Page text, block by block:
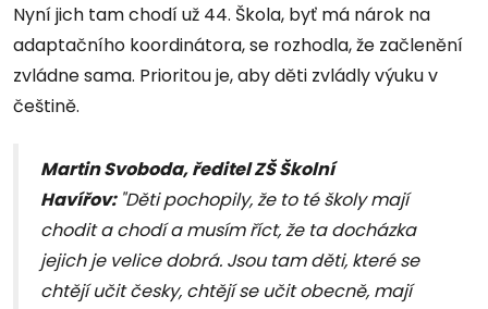
Nyní jich tam chodí už 44. Škola, byť má nárok na
adaptačního koordinátora, se rozhodla, že začlenění
zvládne sama. Prioritou je, aby děti zvládly výuku v
češtině.
Martin Svoboda, ředitel ZŠ Školní
Havířov: "Děti pochopily, že to té školy mají
chodit a chodí a musím říct, že ta docházka
jejich je velice dobrá. Jsou tam děti, které se
chtějí učit česky, chtějí se učit obecně, mají